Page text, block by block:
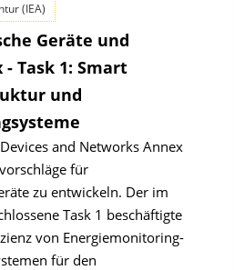
(IEA)
Geräte und
Task 1: Smart
und
and Networks Annex
für
zu entwickeln. Der im
Task 1 beschäftigte
von Energiemonitoring-
für den